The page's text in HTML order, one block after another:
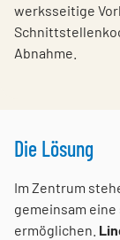
werksseitige
Abnahme.
Die Lösung
Im Zentrum
gemeinsam
ermöglichen.